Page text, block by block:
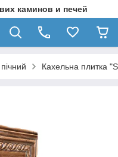
каминов и печей
Кахельна плитка